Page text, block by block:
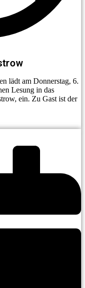
lädt am Donnerstag, 6.
Lesung in das
ein. Zu Gast ist der